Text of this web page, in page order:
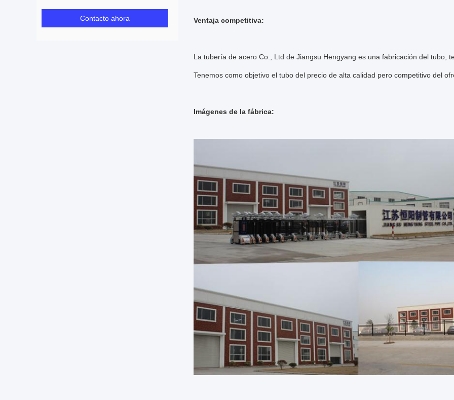
Contacto ahora Ventaja competitiva:
La tubería de acero Co., Ltd de Jiangsu Hengyang es una fabricación del tubo,
Tenemos como objetivo el tubo del precio de alta calidad pero competitivo del
Imágenes de la fábrica: